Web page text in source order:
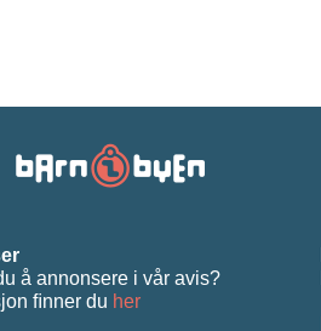
å annonsere i vår avis?
ﬁnner du her